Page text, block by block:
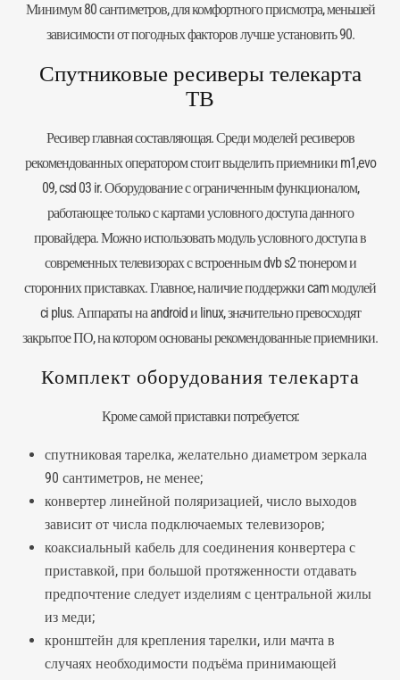
Минимум 80 сантиметров, для комфортного присмотра, меньшей
зависимости от погодных факторов лучше установить 90.
Спутниковые ресиверы телекарта
ТВ
Ресивер главная составляющая. Среди моделей ресиверов
рекомендованных оператором стоит выделить приемники m1,evo
09, csd 03 ir. Оборудование с ограниченным функционалом,
работающее только с картами условного доступа данного
провайдера. Можно использовать модуль условного доступа в
современных телевизорах с встроенным dvb s2 тюнером и
сторонних приставках. Главное, наличие поддержки cam модулей
ci plus. Аппараты на android и linux, значительно превосходят
закрытое ПО, на котором основаны рекомендованные приемники.
Комплект оборудования телекарта
Кроме самой приставки потребуется:
спутниковая тарелка, желательно диаметром зеркала
90 сантиметров, не менее;
конвертер линейной поляризацией, число выходов
зависит от числа подключаемых телевизоров;
коаксиальный кабель для соединения конвертера с
приставкой, при большой протяженности отдавать
предпочтение следует изделиям с центральной жилы
из меди;
кронштейн для крепления тарелки, или мачта в
случаях необходимости подъёма принимающей